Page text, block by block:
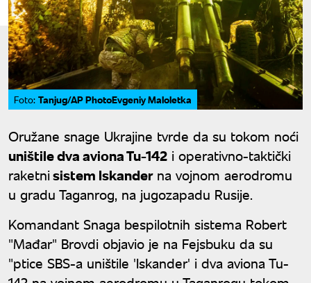
Foto: Tanjug/AP PhotoEvgeniy Maloletka
Oružane snage Ukrajine tvrde da su tokom noći
uništile dva aviona Tu-142 i operativno-taktički
raketnisistem Iskanderna vojnom aerodromu
u gradu Taganrog, na jugozapadu Rusije.
Komandant Snaga bespilotnih sistema Robert
"Mađar" Brovdi objavio je na Fejsbuku da su
"ptice SBS-a uništile 'Iskander' i dva aviona Tu-